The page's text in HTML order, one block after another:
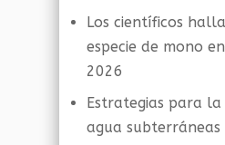
Los científicos
especie de mono
2026
Estrategias para
agua